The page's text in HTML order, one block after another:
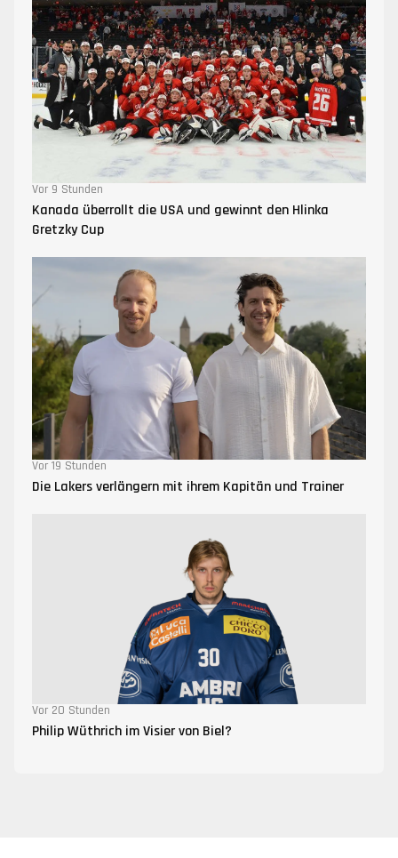
Vor 9 Stunden
Kanada überrollt die USA und gewinnt den Hlinka
Gretzky Cup
Vor 19 Stunden
Die Lakers verlängern mit ihrem Kapitän und Trainer
Vor 20 Stunden
Philip Wüthrich im Visier von Biel?